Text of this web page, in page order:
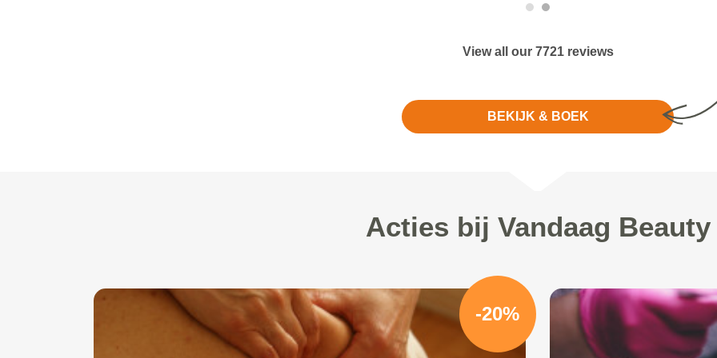
View all our 7721 reviews
BEKIJK & BOEK
Acties bij Vandaag Beauty
-20%